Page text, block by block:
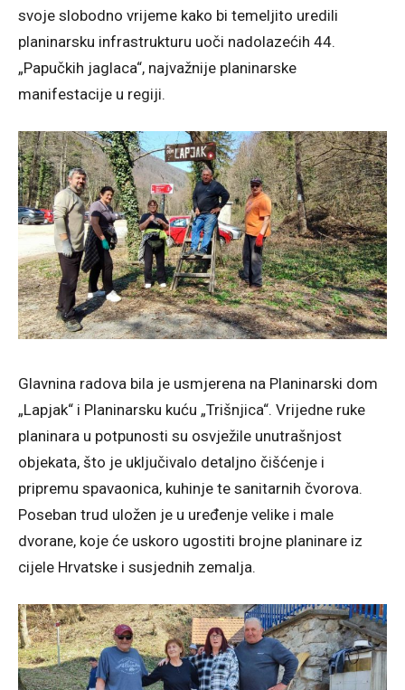
svoje slobodno vrijeme kako bi temeljito uredili
planinarsku infrastrukturu uoči nadolazećih 44.
„Papučkih jaglaca“, najvažnije planinarske
manifestacije u regiji.
Glavnina radova bila je usmjerena na Planinarski dom
„Lapjak“ i Planinarsku kuću „Trišnjica“. Vrijedne ruke
planinara u potpunosti su osvježile unutrašnjost
objekata, što je uključivalo detaljno čišćenje i
pripremu spavaonica, kuhinje te sanitarnih čvorova.
Poseban trud uložen je u uređenje velike i male
dvorane, koje će uskoro ugostiti brojne planinare iz
cijele Hrvatske i susjednih zemalja.